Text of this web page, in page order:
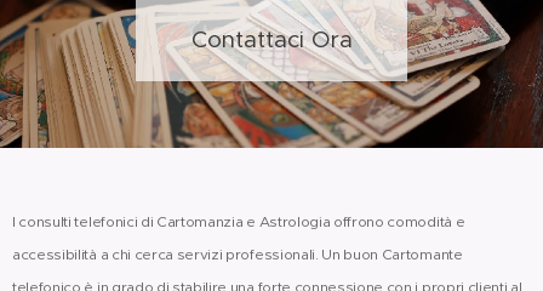
Contattaci Ora
I consulti telefonici di Cartomanzia e Astrologia offrono comodità e
accessibilità a chi cerca servizi professionali. Un buon Cartomante
telefonico è in grado di stabilire una forte connessione con i propri clienti al